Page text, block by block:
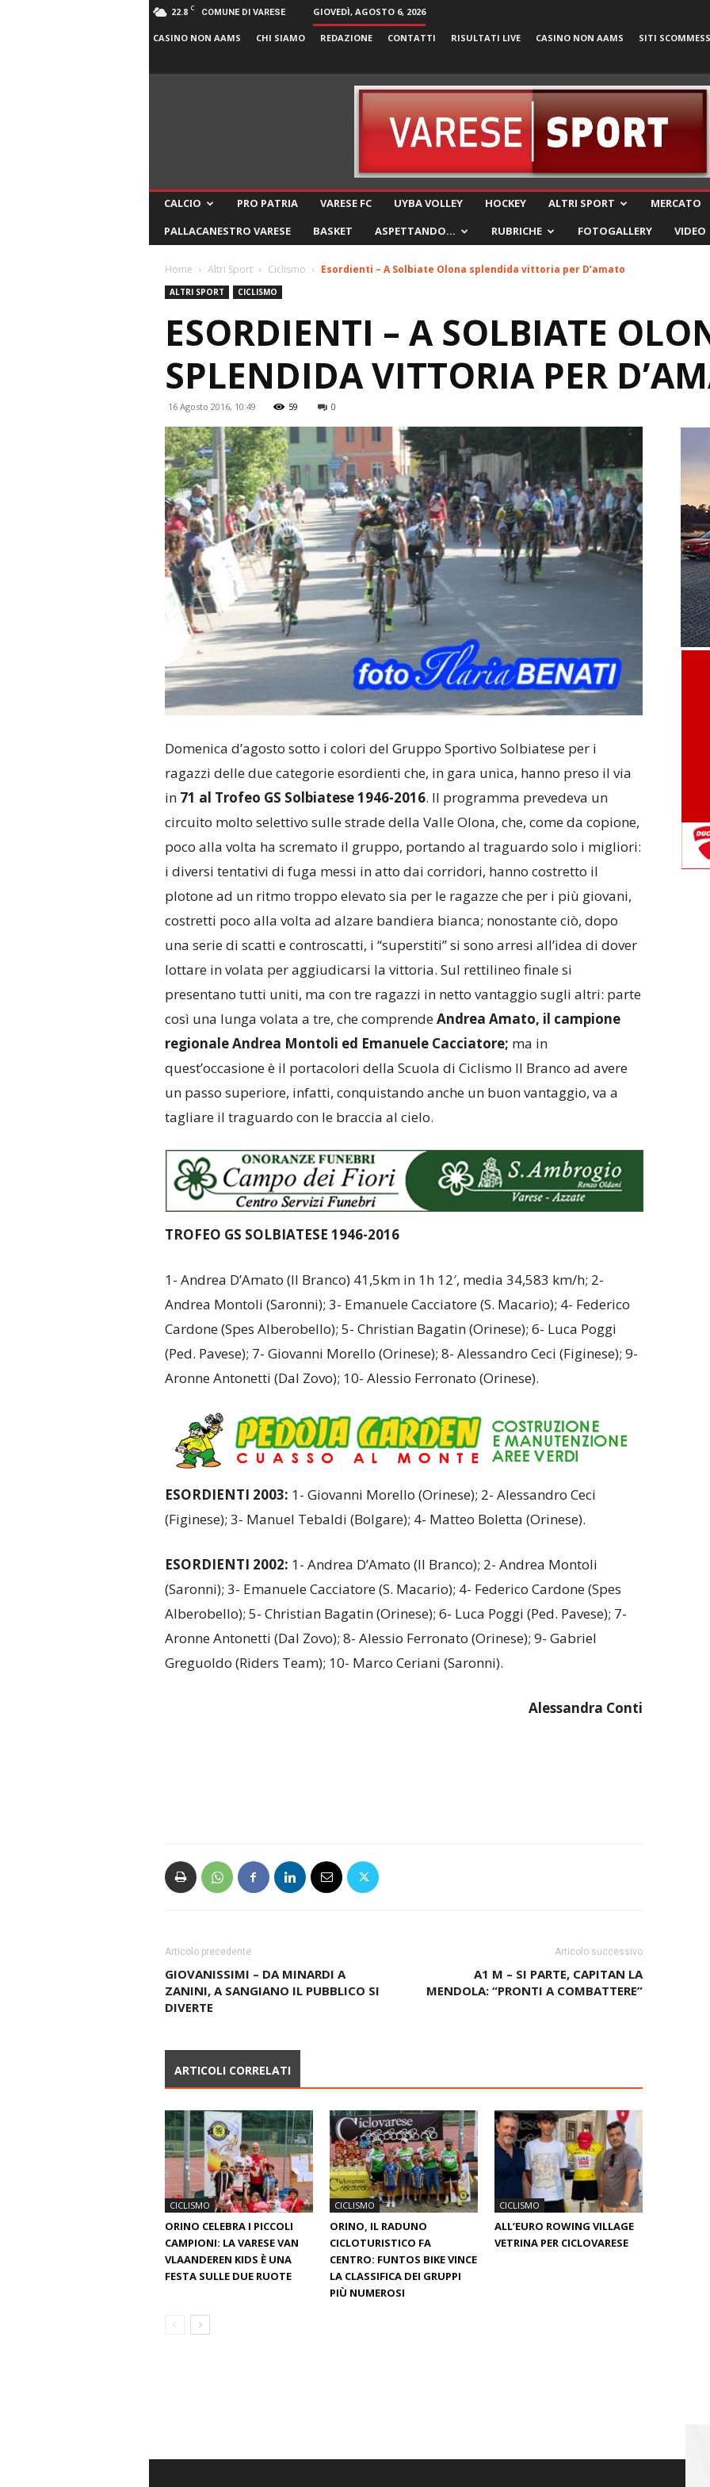
22.8 C COMUNE DI VARESE GIOVEDÌ, AGOSTO 6, 2026
CASINO NON AAMS CHI SIAMO REDAZIONE CONTATTI RISULTATI LIVE CASINO NON AAMS SITI
CALCIO PRO PATRIA VARESE FC UYBA VOLLEY HOCKEY ALTRI SPORT
MERCATO
PALLACANESTRO VARESE
BASKET ASPETTANDO… RUBRICHE FOTOGALLERY VIDEO
Home Altri Sport Ciclismo Esordienti – A Solbiate Olona splendida vittoria per D’amato
ALTRI SPORT CICLISMO
ESORDIENTI – A SOLBIATE
SPLENDIDA VITTORIA PER
16 Agosto 2016, 10:49 59 0
Domenica d’agosto sotto i colori del Gruppo Sportivo Solbiatese per i
ragazzi delle due categorie esordienti che, in gara unica, hanno preso il via
in 71 al Trofeo GS Solbiatese 1946-2016. Il programma prevedeva un
circuito molto selettivo sulle strade della Valle Olona, che, come da copione,
poco alla volta ha scremato il gruppo, portando al traguardo solo i migliori:
i diversi tentativi di fuga messi in atto dai corridori, hanno costretto il
plotone ad un ritmo troppo elevato sia per le ragazze che per i più giovani,
costretti poco alla volta ad alzare bandiera bianca; nonostante ciò, dopo
una serie di scatti e controscatti, i “superstiti” si sono arresi all’idea di dover
lottare in volata per aggiudicarsi la vittoria. Sul rettilineo finale si
presentano tutti uniti, ma con tre ragazzi in netto vantaggio sugli altri: parte
così una lunga volata a tre, che comprendeAndrea Amato, il campione
regionale Andrea Montoli ed Emanuele Cacciatore; ma in
quest’occasione è il portacolori della Scuola di Ciclismo Il Branco ad avere
un passo superiore, infatti, conquistando anche un buon vantaggio, va a
tagliare il traguardo con le braccia al cielo.
TROFEO GS SOLBIATESE 1946-2016
1- Andrea D’Amato (Il Branco) 41,5km in 1h 12′, media 34,583 km/h; 2-
Andrea Montoli (Saronni); 3- Emanuele Cacciatore (S. Macario); 4- Federico
Cardone (Spes Alberobello); 5- Christian Bagatin (Orinese); 6- Luca Poggi
(Ped. Pavese); 7- Giovanni Morello (Orinese); 8- Alessandro Ceci (Figinese); 9-
Aronne Antonetti (Dal Zovo); 10- Alessio Ferronato (Orinese).
ESORDIENTI 2003: 1- Giovanni Morello (Orinese); 2- Alessandro Ceci
(Figinese); 3- Manuel Tebaldi (Bolgare); 4- Matteo Boletta (Orinese).
ESORDIENTI 2002: 1- Andrea D’Amato (Il Branco); 2- Andrea Montoli
(Saronni); 3- Emanuele Cacciatore (S. Macario); 4- Federico Cardone (Spes
Alberobello); 5- Christian Bagatin (Orinese); 6- Luca Poggi (Ped. Pavese); 7-
Aronne Antonetti (Dal Zovo); 8- Alessio Ferronato (Orinese); 9- Gabriel
Greguoldo (Riders Team); 10- Marco Ceriani (Saronni).
Alessandra Conti
Articolo precedente
GIOVANISSIMI – DA MINARDI A
ZANINI, A SANGIANO IL PUBBLICO SI
DIVERTE
Articolo successivo
A1 M – SI PARTE, CAPITAN LA
MENDOLA: “PRONTI A COMBATTERE”
ARTICOLI CORRELATI
CICLISMO
ORINO CELEBRA I PICCOLI
CAMPIONI: LA VARESE VAN
VLAANDEREN KIDS È UNA
FESTA SULLE DUE RUOTE
CICLISMO
ORINO, IL RADUNO
CICLOTURISTICO FA
CENTRO: FUNTOS BIKE VINCE
LA CLASSIFICA DEI GRUPPI
PIÙ NUMEROSI
CICLISMO
ALL’EURO ROWING VILLAGE
VETRINA PER CICLOVARESE